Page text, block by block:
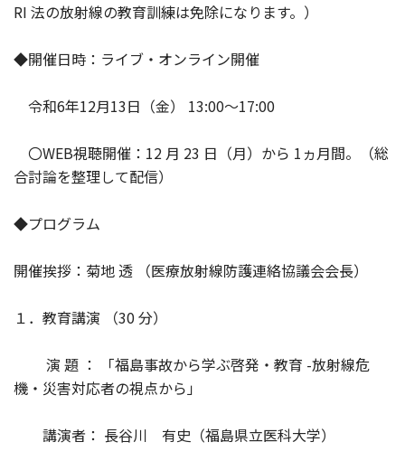
RI 法の放射線の教育訓練は免除になります。）
◆開催日時：ライブ・オンライン開催
令和6年12月13日（金） 13:00～17:00
〇WEB視聴開催：12 月 23 日（月）から 1ヵ月間。（総
合討論を整理して配信）
◆プログラム
開催挨拶：菊地 透 （医療放射線防護連絡協議会会長）
１．教育講演 （30 分）
演 題 ： 「福島事故から学ぶ啓発・教育 -放射線危
機・災害対応者の視点から」
講演者： 長谷川 有史（福島県立医科大学）